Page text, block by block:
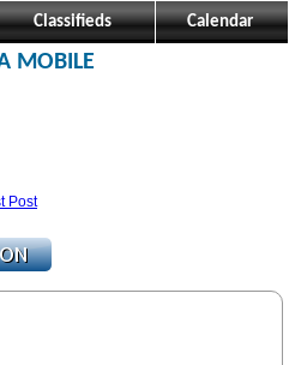
Classifieds Calendar
MOBILE
Post
to like this!